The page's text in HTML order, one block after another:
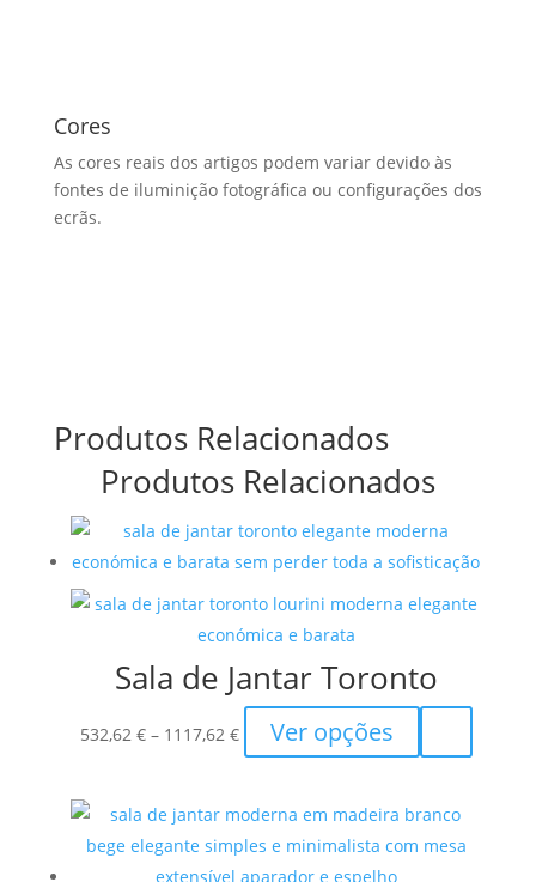
Cores
As cores reais dos artigos podem variar devido às
fontes de iluminição fotográfica ou configurações dos
ecrãs.
Produtos Relacionados
Produtos Relacionados
Sala de Jantar Toronto
532,62 € – 1117,62 €Price
range:
through
1117,62 €
Ver opções
product
multiple
variants.